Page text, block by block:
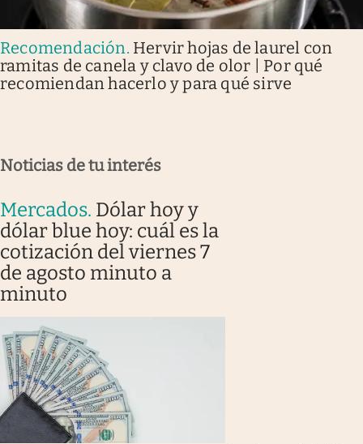
Recomendación. Hervir hojas de laurel con
ramitas de canela y clavo de olor | Por qué
recomiendan hacerlo y para qué sirve
Noticias de tu interés
Mercados. Dólar hoy y
dólar blue hoy: cuál es la
cotización del viernes 7
de agosto minuto a
minuto